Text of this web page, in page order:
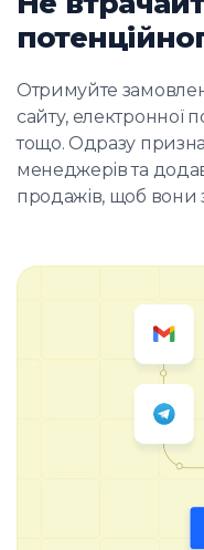
Отримуйте
сайту, електронної
тощо. Одразу
менеджерів та
продажів, щоб вони